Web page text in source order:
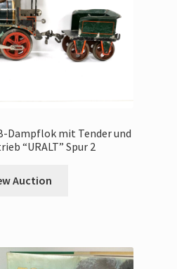
Dampflok mit Tender und
“URALT” Spur 2
Auction